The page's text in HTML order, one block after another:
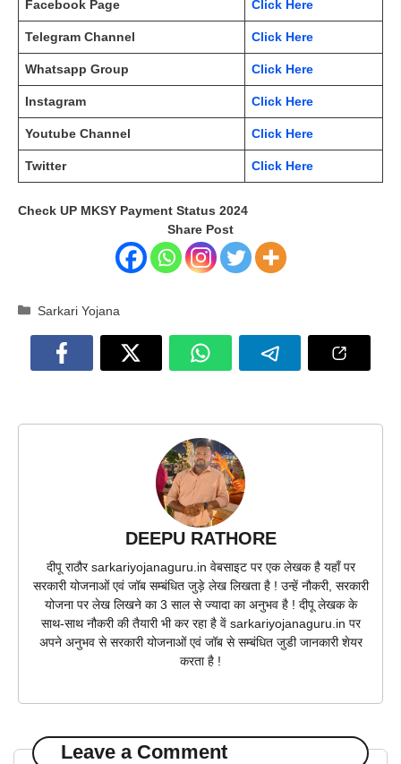
Facebook Page Click Here
Telegram Channel Click Here
Whatsapp Group Click Here
Instagram Click Here
Youtube Channel Click Here
Twitter Click Here
Check UP MKSY Payment Status 2024
Share Post
Categories
Sarkari Yojana
DEEPU RATHORE
दीपू राठौर sarkariyojanaguru.in वेबसाइट पर एक लेखक है यहाँ पर
सरकारी योजनाओं एवं जॉब सम्बंधित जुड़े लेख लिखता है ! उन्हें नौकरी, सरकारी
योजना पर लेख लिखने का 3 साल से ज्यादा का अनुभव है ! दीपू लेखक के
साथ-साथ नौकरी की तैयारी भी कर रहा है वें sarkariyojanaguru.in पर
अपने अनुभव से सरकारी योजनाओं एवं जॉब से सम्बंधित जुडी जानकारी शेयर
करता है !
Leave a Comment